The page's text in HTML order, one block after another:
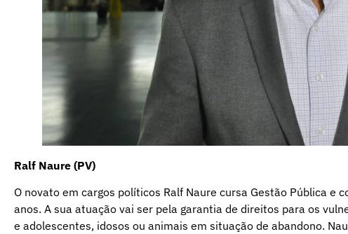
Ralf Naure (PV)
O novato em cargos políticos Ralf Naure cursa Gestão Pública e
anos. A sua atuação vai ser pela garantia de direitos para os
e adolescentes, idosos ou animais em situação de abandono.